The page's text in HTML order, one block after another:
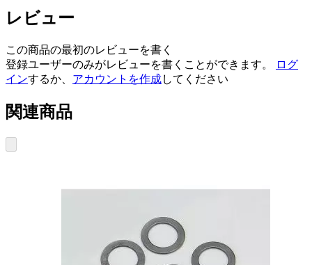
レビュー
この商品の最初のレビューを書く
登録ユーザーのみがレビューを書くことができます。
ログ
インするか、 アカウントを作成してください
関連商品